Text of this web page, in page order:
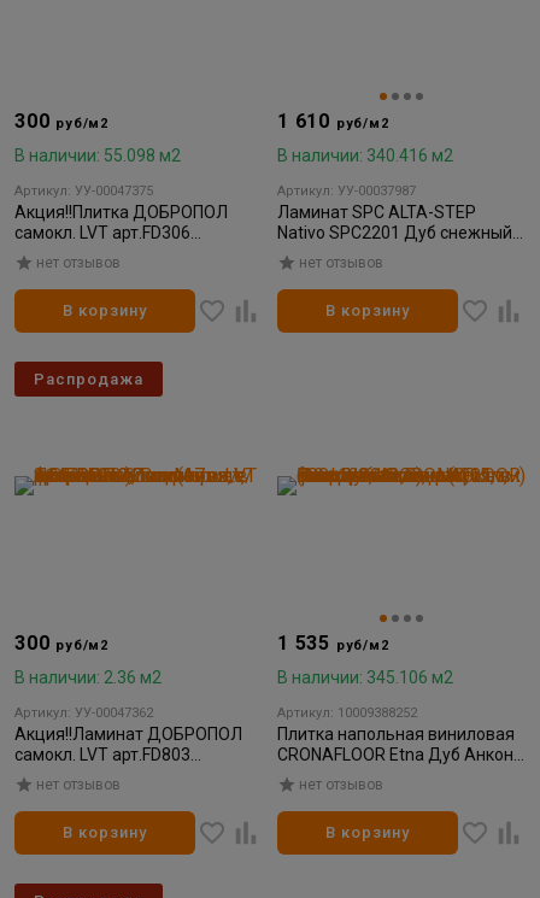
300 руб/м2
В наличии: 55.098 м2
Артикул: УУ-00047375
Акция!!Плитка ДОБРОПОЛ
самокл. LVT арт.FD306
457х457х2,2мм (17шт/
3,55м.кв.)
нет отзывов
В корзину
1 610 руб/м2
В наличии: 340.416 м2
Артикул: УУ-00037987
Ламинат SPC ALTA-STEP
Nativo SPC2201 Дуб снежный
NL 1218*180*4мм (0,3 мм)
(3,069/147,312)
нет отзывов
В корзину
300 руб/м2
В наличии: 2.36 м2
Артикул: УУ-00047362
Акция!!Ламинат ДОБРОПОЛ
самокл. LVT арт.FD803
914х152х2,2мм (17шт/
2,361м.кв.)
нет отзывов
В корзину
Распродажа
1 535 руб/м2
В наличии: 345.106 м2
Артикул: 10009388252
Плитка напольная виниловая
CRONAFLOOR Etna Дуб Анкона
4001 180*1200*3,5мм (0,15мм)
(10шт/2,16м²)
нет отзывов
В корзину